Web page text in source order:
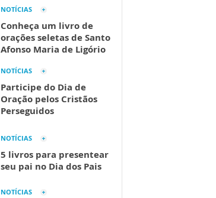
NOTÍCIAS
Conheça um livro de
orações seletas de Santo
Afonso Maria de Ligório
NOTÍCIAS
Participe do Dia de
Oração pelos Cristãos
Perseguidos
NOTÍCIAS
5 livros para presentear
seu pai no Dia dos Pais
NOTÍCIAS